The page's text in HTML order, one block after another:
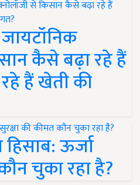
कैसे बढ़ा रहे हैं
हैं खेती की
ऊर्जा
चुका रहा है?